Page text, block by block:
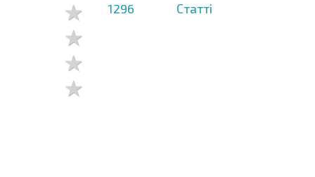
1296
Статті